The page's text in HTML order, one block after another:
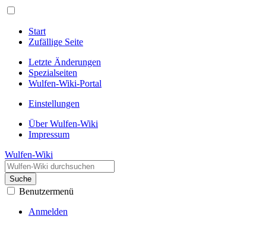
Start
Zufällige Seite
Letzte Änderungen
Spezialseiten
Wulfen-Wiki-Portal
Einstellungen
Über Wulfen-Wiki
Impressum
Wulfen-Wiki
Suche
Benutzermenü
Anmelden